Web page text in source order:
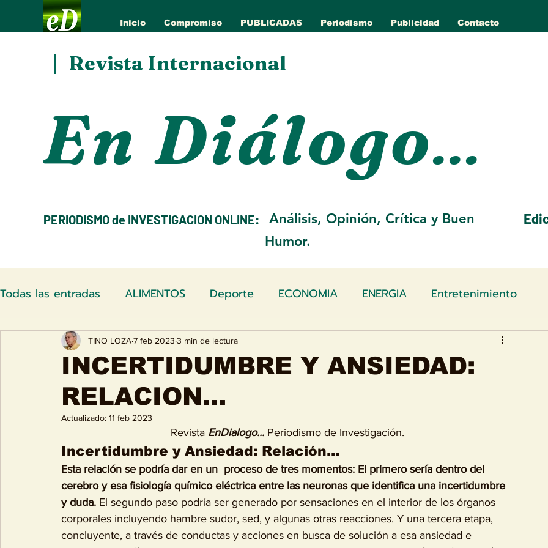
Inicio Compromiso PUBLICADAS Periodismo Publicidad Contacto
Revista Internacional
En Diálogo...
PERIODISMO de INVESTIGACION ONLINE:
Análisis, Opinión, Crítica y Buen
Humor.
Todas las entradas ALIMENTOS Deporte ECONOMIA ENERGIA Entretenimiento
Noticias OPINION POLITICA NUTRICION GUERRAS
APUNTE CRONICA ENSAYO
IA AI COMPUTACION VIOLENCIA
DESINFORMACION JUSTICIA REPORTAJES
INCERTIDUMBRE Y ANSIEDAD:
RELACION...
TINO LOZA7 feb 2023 3 min de lectura
Actualizado: 11 feb 2023
Revista EnDialogo... Periodismo de Investigación.
Incertidumbre y Ansiedad: Relación...
Esta relación se podría dar en un  proceso de tres momentos: El primero sería dentro del
cerebro y esa fisiología químico eléctrica entre las neuronas que identifica una incertidumbre
y duda. El segundo paso podría ser generado por sensaciones en el interior de los órganos
corporales incluyendo hambre sudor, sed, y algunas otras reacciones. Y una tercera etapa,
concluyente, a través de conductas y acciones en busca de solución a esa ansiedad e